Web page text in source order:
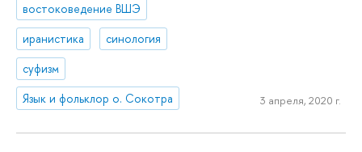
востоковедение ВШЭ
иранистика
синология
суфизм
Язык и фольклор о. Сокотра
3 апреля, 2020 г.